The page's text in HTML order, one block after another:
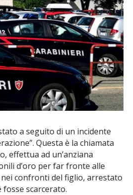
a seguito di un incidente
Questa è la chiamata
effettua ad un’anziana
d’oro per far fronte alle
confronti del figlio, arrestato
scarcerato.